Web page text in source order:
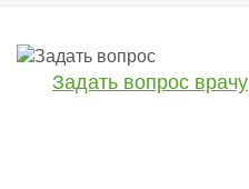
Задать вопрос врачу